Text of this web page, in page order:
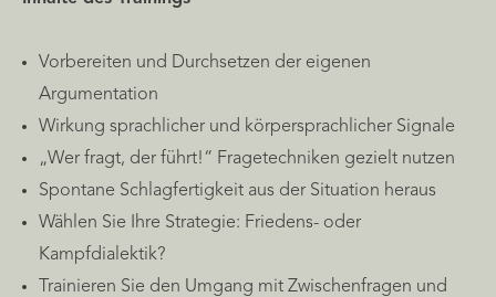
Vorbereiten und Durchsetzen der eigenen
Argumentation
Wirkung sprachlicher und körpersprachlicher Signale
„Wer fragt, der führt!“ Fragetechniken gezielt nutzen
Spontane Schlagfertigkeit aus der Situation heraus
Wählen Sie Ihre Strategie: Friedens- oder
Kampfdialektik?
Trainieren Sie den Umgang mit Zwischenfragen und